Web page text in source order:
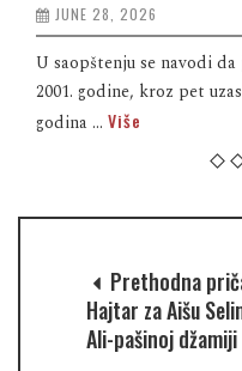
JUNE 28, 2026
U saopštenju se navodi
2001. godine, kroz pet
godina ... Više
Prethodna
Hajtar za Aišu
Ali-pašinoj